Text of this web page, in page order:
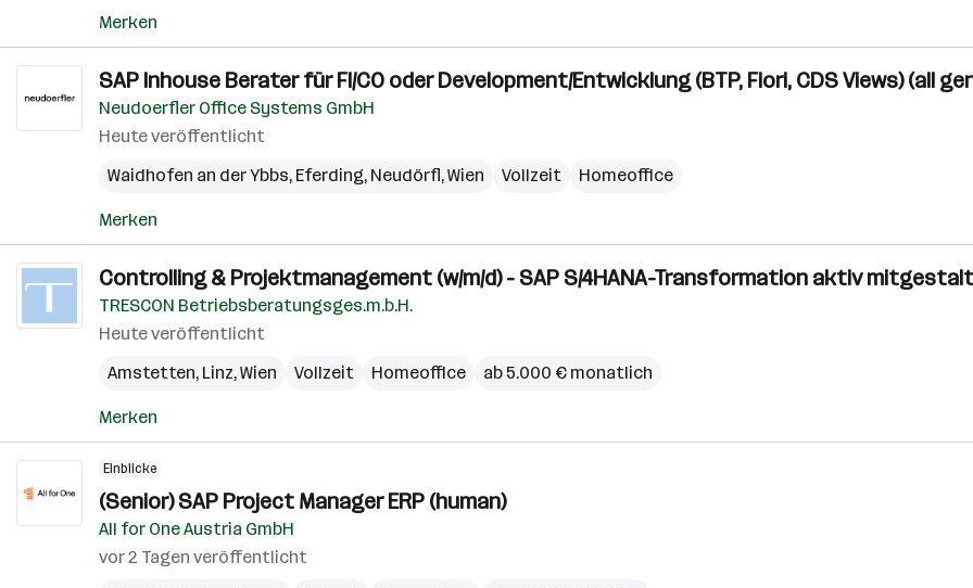
Merken
SAP Inhouse Berater für FI/CO oder Development/Entwicklung (BTP, Fiori, CDS Views) (all
Neudoerfler Office Systems GmbH
Heute veröffentlicht
Waidhofen an der Ybbs, Eferding, Neudörfl,Wien Vollzeit Homeoffice
Merken
Controlling & Projektmanagement (w/m/d) - SAP S/4HANA-Transformation aktiv
TRESCON Betriebsberatungsges.m.b.H.
Heute veröffentlicht
Amstetten, Linz,Wien Vollzeit Homeoffice ab 5.000 € monatlich
Merken
Einblicke
(Senior) SAP Project Manager ERP (human)
All for One Austria GmbH
vor 2 Tagen veröffentlicht